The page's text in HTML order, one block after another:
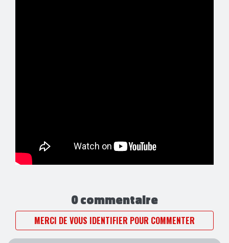
0 commentaire
MERCI DE VOUS IDENTIFIER POUR COMMENTER